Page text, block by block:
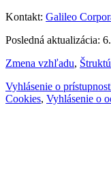
Kontakt: Galileo
Posledná aktualizácia:
Zmena vzhľadu,
Vyhlásenie o
Cookies, Vyhlásenie o